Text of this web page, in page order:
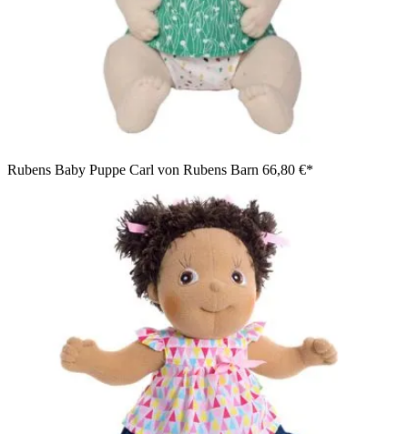
Rubens Baby Puppe Carl von Rubens Barn 66,80 €*